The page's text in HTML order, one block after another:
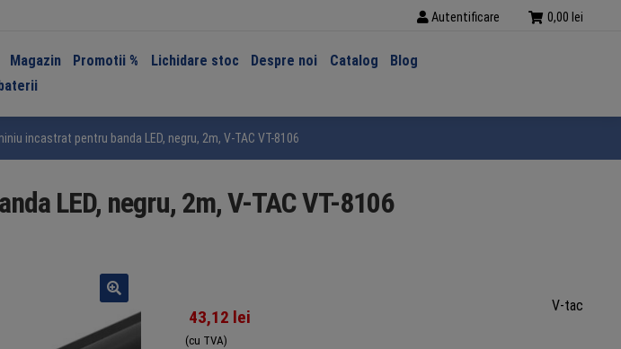
Autentificare 0,00 lei
Magazin Promotii % Lichidare stoc Despre noi Catalog
Blog
incastrat pentru banda LED, negru, 2m, V-TAC VT-8106
LED, negru, 2m, V-TAC VT-8106
43,12 lei
(cu TVA)
V-tac